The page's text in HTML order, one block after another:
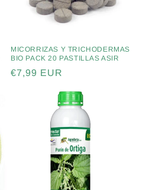
MICORRIZAS Y TRICHODERMAS
BIO PACK 20 PASTILLAS ASIR
Precio
€7,99 EUR